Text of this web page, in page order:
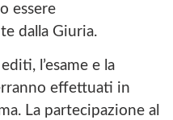
essere
dalla Giuria.
l’esame e la
effettuati in
La partecipazione al